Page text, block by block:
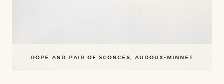
ROPE AND PAIR OF SCONCES, AUDOUX-MINNET